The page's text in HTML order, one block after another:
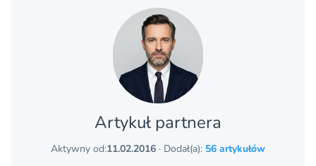
Artykuł partnera
Aktywny od:11.02.2016 · Dodał(a): 56 artykułów